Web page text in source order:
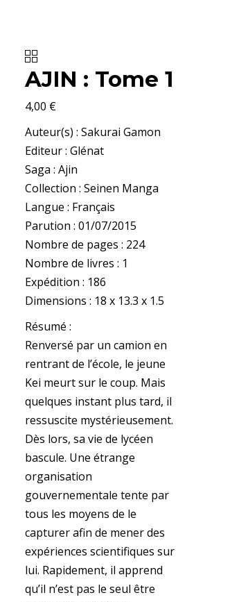
AJIN : Tome 1
4,00 €
Auteur(s) : Sakurai Gamon
Editeur : Glénat
Saga : Ajin
Collection : Seinen Manga
Langue : Français
Parution : 01/07/2015
Nombre de pages : 224
Nombre de livres : 1
Expédition : 186
Dimensions : 18 x 13.3 x 1.5
Résumé :
Renversé par un camion en
rentrant de l’école, le jeune
Kei meurt sur le coup. Mais
quelques instant plus tard, il
ressuscite mystérieusement.
Dès lors, sa vie de lycéen
bascule. Une étrange
organisation
gouvernementale tente par
tous les moyens de le
capturer afin de mener des
expériences scientifiques sur
lui. Rapidement, il apprend
qu’il n’est pas le seul être